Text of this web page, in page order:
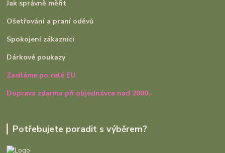
Jak správně měřit
Ošetřování a praní oděvů
Spokojení zákazníci
Dárkové poukazy
Zasíláme po celé EU
Doprava zdarma při objednávce nad 2000,-
Potřebujete poradit s výběrem?